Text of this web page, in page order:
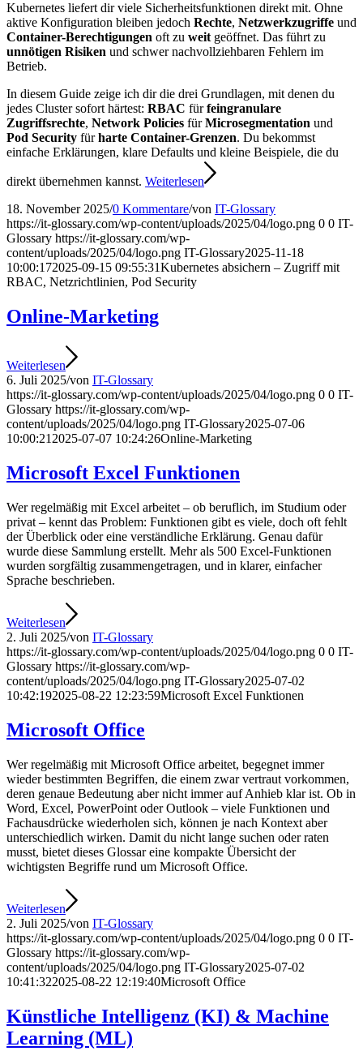
Kubernetes liefert dir viele Sicherheitsfunktionen direkt mit. Ohne
aktive Konfiguration bleiben jedoch Rechte, Netzwerkzugriffe und
Container-Berechtigungen oft zu weit geöffnet. Das führt zu
unnötigen Risiken und schwer nachvollziehbaren Fehlern im
Betrieb.
In diesem Guide zeige ich dir die drei Grundlagen, mit denen du
jedes Cluster sofort härtest: RBAC fürfeingranulare
Zugriffsrechte, Network Policies fürMicrosegmentation und
Pod Security fürharte Container-Grenzen. Du bekommst
einfache Erklärungen, klare Defaults und kleine Beispiele, die du
direkt übernehmen kannst. Weiterlesen
18. November 2025/0 Kommentare/von IT-Glossary
https://it-glossary.com/wp-content/uploads/2025/04/logo.png 0 0 IT-
Glossary https://it-glossary.com/wp-
content/uploads/2025/04/logo.png IT-Glossary2025-11-18
10:00:172025-09-15 09:55:31Kubernetes absichern – Zugriff mit
RBAC, Netzrichtlinien, Pod Security
Online-Marketing
Weiterlesen
6. Juli 2025/von IT-Glossary
https://it-glossary.com/wp-content/uploads/2025/04/logo.png 0 0 IT-
Glossary https://it-glossary.com/wp-
content/uploads/2025/04/logo.png IT-Glossary2025-07-06
10:00:21 2025-07-07 10:24:26Online-Marketing
Microsoft Excel Funktionen
Wer regelmäßig mit Excel arbeitet – ob beruflich, im Studium oder
privat – kennt das Problem: Funktionen gibt es viele, doch oft fehlt
der Überblick oder eine verständliche Erklärung. Genau dafür
wurde diese Sammlung erstellt. Mehr als 500 Excel-Funktionen
wurden sorgfältig zusammengetragen, und in klarer, einfacher
Sprache beschrieben.
Weiterlesen
2. Juli 2025/von IT-Glossary
https://it-glossary.com/wp-content/uploads/2025/04/logo.png 0 0 IT-
Glossary https://it-glossary.com/wp-
content/uploads/2025/04/logo.png IT-Glossary2025-07-02
10:42:192025-08-22 12:23:59Microsoft Excel Funktionen
Microsoft Office
Wer regelmäßig mit Microsoft Office arbeitet, begegnet immer
wieder bestimmten Begriffen, die einem zwar vertraut vorkommen,
deren genaue Bedeutung aber nicht immer auf Anhieb klar ist. Ob in
Word, Excel, PowerPoint oder Outlook – viele Funktionen und
Fachausdrücke wiederholen sich, können je nach Kontext aber
unterschiedlich wirken. Damit du nicht lange suchen oder raten
musst, bietet dieses Glossar eine kompakte Übersicht der
wichtigsten Begriffe rund um Microsoft Office.
Weiterlesen
2. Juli 2025/von IT-Glossary
https://it-glossary.com/wp-content/uploads/2025/04/logo.png 0 0 IT-
Glossary https://it-glossary.com/wp-
content/uploads/2025/04/logo.png IT-Glossary2025-07-02
10:41:322025-08-22 12:19:40Microsoft Office
Künstliche Intelligenz (KI) & Machine
Learning (ML)